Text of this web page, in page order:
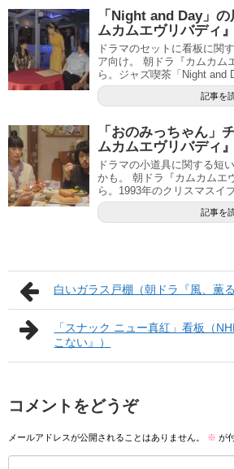
「Night and Day」
ムカムエヴリバディ』
ドラマのセットに看板に関
ア向け。 朝ドラ『カムカム
ら。ジャズ喫茶「Night and
記事を
「おのみっちゃん」
ムカムエヴリバディ』
ドラマの小道具に関する短
かも。 朝ドラ『カムカムエ
ら。1993年のクリスマスイ
記事を
白いガラス戸棚（朝ドラ『風、薫る
「スナック ニュー真紅」看板（
こない』）
コメントをどうぞ
メールアドレスが公開されることはありません。 ※ が